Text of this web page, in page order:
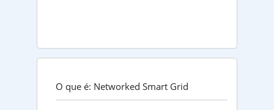
O que é: Networked Smart Grid